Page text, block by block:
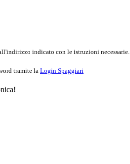
indicato con le istruzioni necessarie.
tramite la Login Spaggiari